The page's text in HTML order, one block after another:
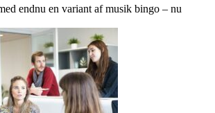
endnu en variant af musik bingo – nu